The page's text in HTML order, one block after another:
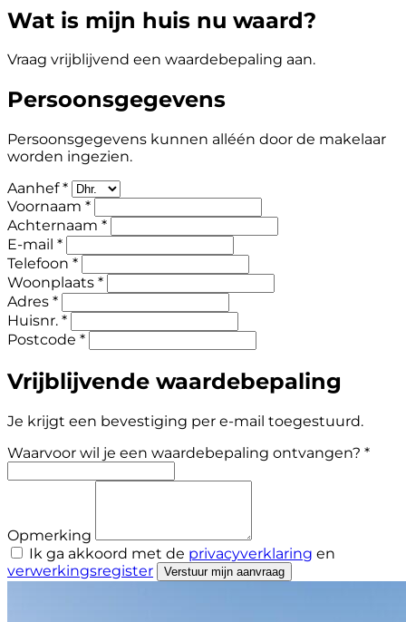
Wat is mijn huis nu waard?
Vraag vrijblijvend een waardebepaling aan.
Persoonsgegevens
Persoonsgegevens kunnen alléén door de makelaar
worden ingezien.
Aanhef *
Voornaam *
Achternaam *
E-mail *
Telefoon *
Woonplaats *
Adres *
Huisnr. *
Postcode *
Vrijblijvende waardebepaling
Je krijgt een bevestiging per e-mail toegestuurd.
Waarvoor wil je een waardebepaling ontvangen? *
Opmerking
Ik ga akkoord met de privacyverklaring en
verwerkingsregister
Verstuur mijn aanvraag